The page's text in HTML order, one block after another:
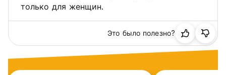
только для женщин.
Это было полезно?